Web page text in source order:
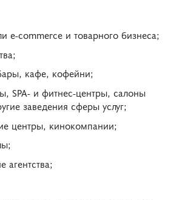
e-commerce и товарного бизнеса;
кафе, кофейни;
SPA- и фитнес-центры, салоны
заведения сферы услуг;
центры, кинокомпании;
агентства;